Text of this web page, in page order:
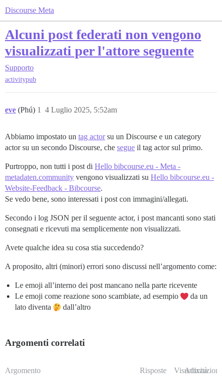
Discourse Meta
Alcuni post federati non vengono
visualizzati per l'attore seguente
Supporto
activitypub
eve (Phú) 4 Luglio 2025, 5:52am
1
Abbiamo impostato un tag actorsu un Discourse e un category
actor su un secondo Discourse, che segue il tag actor sul primo.
Purtroppo, non tutti i post di Hello bibcourse.eu - Meta -
metadaten.community vengono visualizzati su Hello bibcourse.eu -
Website-Feedback - Bibcourse.
Se vedo bene, sono interessati i post con immagini/allegati.
Secondo i log JSON per il seguente actor, i post mancanti sono stati
consegnati e ricevuti ma semplicemente non visualizzati.
Avete qualche idea su cosa stia succedendo?
A proposito, altri (minori) errori sono discussi nell’argomento come:
Le emoji all’interno dei post mancano nella parte ricevente
Le emoji come reazione sono scambiate, ad esempio
da un
lato diventa
dall’altro
Argomenti correlati
Argomento Risposte Visualizzazioni
Attività